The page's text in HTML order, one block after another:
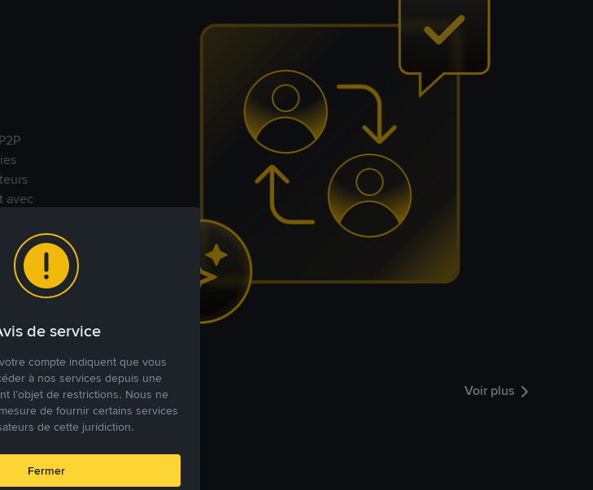
avec
Voir plus
de service
compte indiquent que vous
à nos services depuis une
l’objet de restrictions. Nous ne
de fournir certains services
de cette juridiction.
Fermer